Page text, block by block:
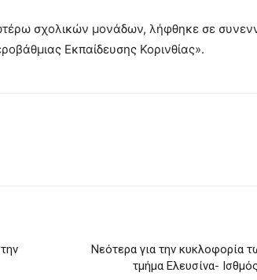
σχολικών μονάδων, λήφθηκε σε
Εκπαίδευσης Κορινθίας».
Νεότερα για την κυκλοφορία
τμήμα Ελευσίνα-